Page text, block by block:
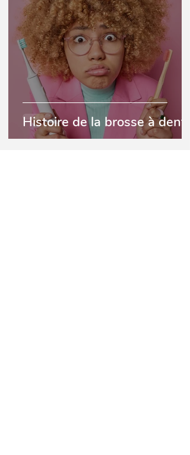
Histoire de la brosse à dents